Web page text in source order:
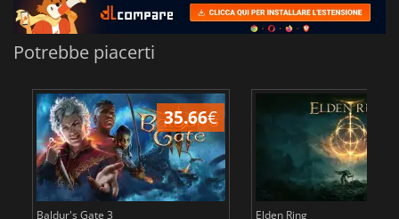
Potrebbe piacerti
35.66€
Baldur's Gate 3 Elden Ring